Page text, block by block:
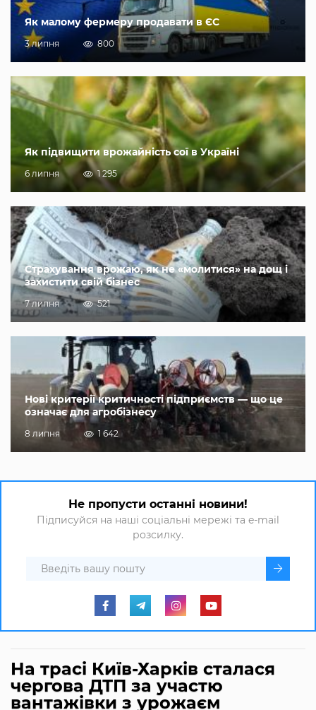
Як малому фермеру продавати в ЄС
3 липня 800
Як підвищити врожайність сої в Україні
6 липня 1 295
Страхування врожаю, як не «молитися» на дощ і
захистити свій бізнес
7 липня 521
Нові критерії критичності підприємств — що це
означає для агробізнесу
8 липня 1 642
Не пропусти останні новини!
Підписуйся на наші соціальні мережі та e-mail
розсилку.
На трасі Київ-Харків сталася
чергова ДТП за участю
вантажівки з урожаєм